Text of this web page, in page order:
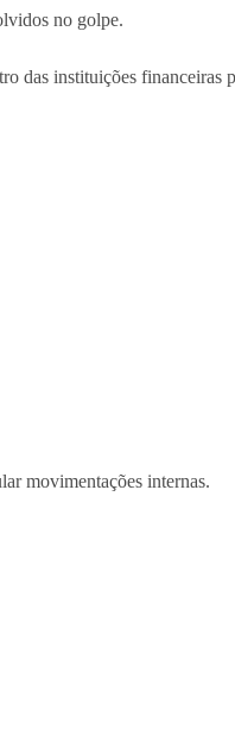
no golpe.
das instituições financeiras
movimentações internas.